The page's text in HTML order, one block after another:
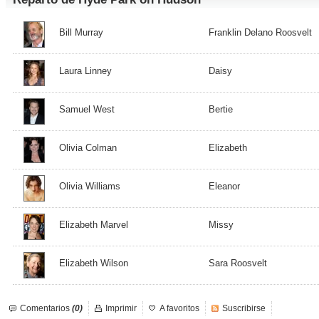
Bill Murray Franklin Delano Roosvelt
Laura Linney Daisy
Samuel West Bertie
Olivia Colman Elizabeth
Olivia Williams Eleanor
Elizabeth Marvel Missy
Elizabeth Wilson Sara Roosvelt
Comentarios (0) Imprimir A favoritos Suscribirse